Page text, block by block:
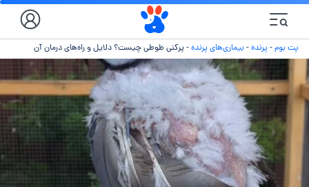
پت بوم- پرنده- بیماری‌های پرنده- پر‌کنی طوطی چیست؟ دلایل و راه‌های درمان آن